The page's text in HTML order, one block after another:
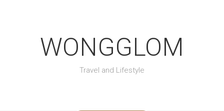
WONGGLOM
Travel and Lifestyle